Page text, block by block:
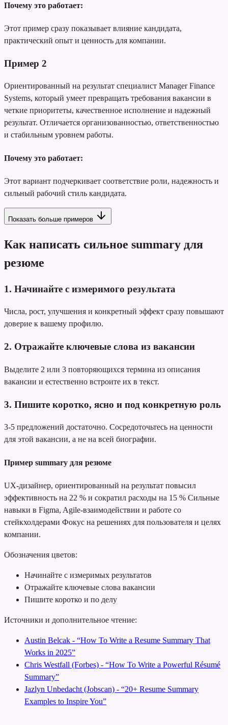
Почему это работает:
Этот пример сразу показывает влияние кандидата,
практический опыт и ценность для компании.
Пример 2
Ориентированный на результат специалист Manager Finance
Systems, который умеет превращать требования вакансии в
четкие приоритеты, качественное исполнение и надежный
результат. Отличается организованностью, ответственностью
и стабильным уровнем работы.
Почему это работает:
Этот вариант подчеркивает соответствие роли, надежность и
сильный рабочий стиль кандидата.
Показать больше примеров
Как написать сильное summary для
резюме
1. Начинайте с измеримого результата
Числа, рост, улучшения и конкретный эффект сразу повышают
доверие к вашему профилю.
2. Отражайте ключевые слова из вакансии
Выделите 2 или 3 повторяющихся термина из описания
вакансии и естественно встроите их в текст.
3. Пишите коротко, ясно и под конкретную роль
3-5 предложений достаточно. Сосредоточьтесь на ценности
для этой вакансии, а не на всей биографии.
Пример summary для резюме
UX-дизайнер, ориентированный на результат повысил
эффективность на 22 % и сократил расходы на 15 % Сильные
навыки в Figma, Agile-взаимодействии и работе со
стейкхолдерами Фокус на решениях для пользователя и целях
компании.
Обозначения цветов:
Начинайте с измеримых результатов
Отражайте ключевые слова вакансии
Пишите коротко и по делу
Источники и дополнительное чтение:
Austin Belcak - “How To Write a Resume Summary That
Works in 2025”
Chris Westfall (Forbes) - “How To Write a Powerful Résumé
Summary”
Jazlyn Unbedacht (Jobscan) - “20+ Resume Summary
Examples to Inspire You”